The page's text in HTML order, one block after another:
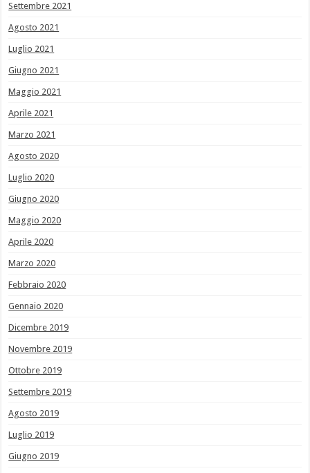
Settembre 2021
Agosto 2021
Luglio 2021
Giugno 2021
Maggio 2021
Aprile 2021
Marzo 2021
Agosto 2020
Luglio 2020
Giugno 2020
Maggio 2020
Aprile 2020
Marzo 2020
Febbraio 2020
Gennaio 2020
Dicembre 2019
Novembre 2019
Ottobre 2019
Settembre 2019
Agosto 2019
Luglio 2019
Giugno 2019